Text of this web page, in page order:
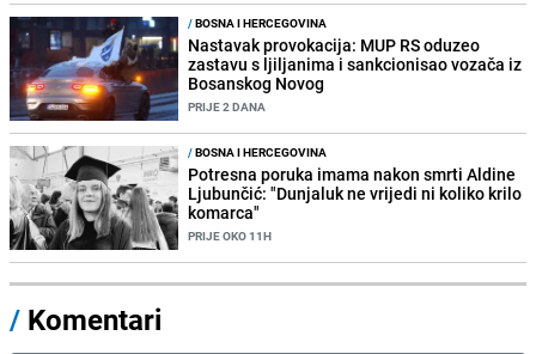
/BOSNA I HERCEGOVINA
Nastavak provokacija: MUP RS oduzeo
zastavu s ljiljanima i sankcionisao vozača iz
Bosanskog Novog
PRIJE 2 DANA
/BOSNA I HERCEGOVINA
Potresna poruka imama nakon smrti Aldine
Ljubunčić: "Dunjaluk ne vrijedi ni koliko krilo
komarca"
PRIJE OKO 11H
/ Komentari